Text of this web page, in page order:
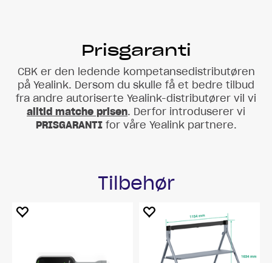
Prisgaranti
CBK er den ledende kompetansedistributøren
på Yealink. Dersom du skulle få et bedre tilbud
fra andre autoriserte Yealink-distributører vil vi
alltid matche prisen. Derfor introduserer vi
PRISGARANTIfor våre Yealink partnere.
Tilbehør